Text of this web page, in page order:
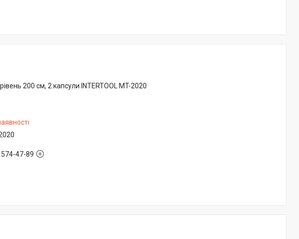
200 см, 2 капсули INTERTOOL MT-2020
47-89